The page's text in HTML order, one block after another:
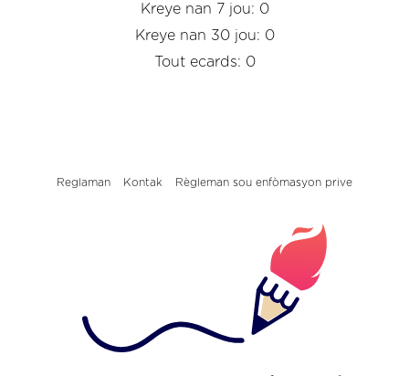
Kreye nan 7 jou: 0
Kreye nan 30 jou: 0
Tout ecards: 0
Reglaman Kontak Règleman sou enfòmasyon prive